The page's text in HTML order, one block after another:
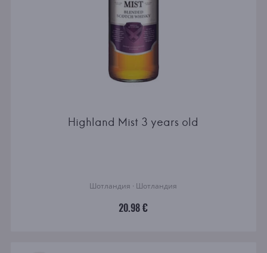
Highland Mist 3 years old
Шотландия · Шотландия
20.98 €